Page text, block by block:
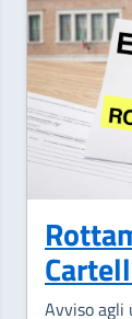
Avviso